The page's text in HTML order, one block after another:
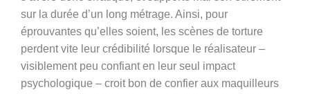
sur la durée d’un long métrage. Ainsi, pour
éprouvantes qu’elles soient, les scènes de torture
perdent vite leur crédibilité lorsque le réalisateur –
visiblement peu confiant en leur seul impact
psychologique – croit bon de confier aux maquilleurs